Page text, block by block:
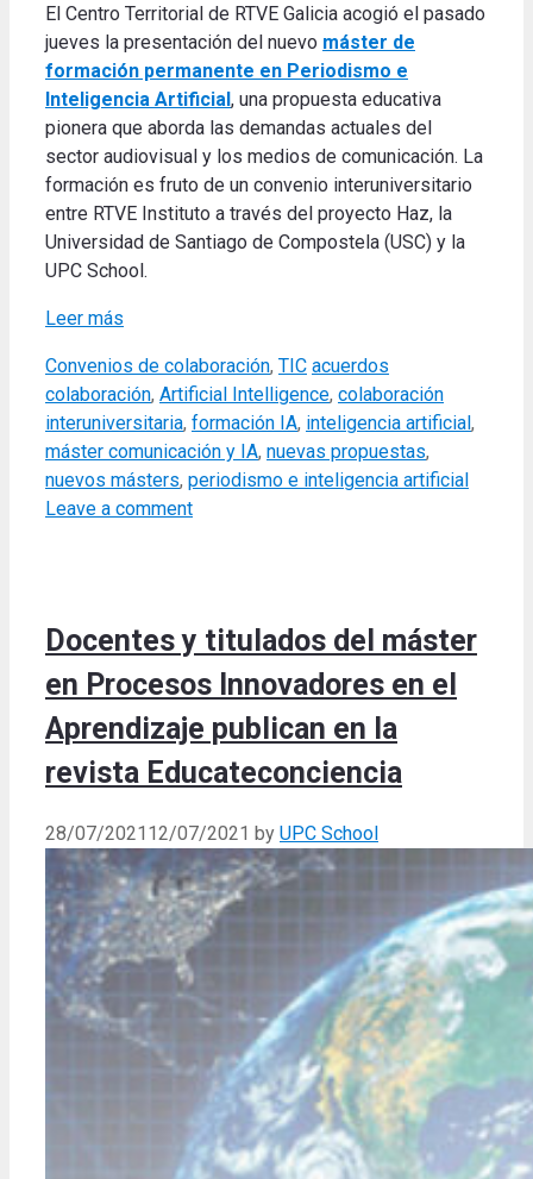
El Centro Territorial de RTVE Galicia acogió el pasado
jueves la presentación del nuevo máster de
formación permanente en Periodismo e
Inteligencia Artificial, una propuesta educativa
pionera que aborda las demandas actuales del
sector audiovisual y los medios de comunicación. La
formación es fruto de un convenio interuniversitario
entre RTVE Instituto a través del proyecto Haz, la
Universidad de Santiago de Compostela (USC) y la
UPC School.
Leer más
Categories
Convenios de colaboración, TIC Tags
acuerdos
colaboración, Artificial Intelligence, colaboración
interuniversitaria, formación IA, inteligencia artificial,
máster comunicación y IA, nuevas propuestas,
nuevos másters, periodismo e inteligencia artificial
Leave a comment
Docentes y titulados del máster
en Procesos Innovadores en el
Aprendizaje publican en la
revista Educateconciencia
28/07/2021 12/07/2021 by UPC School